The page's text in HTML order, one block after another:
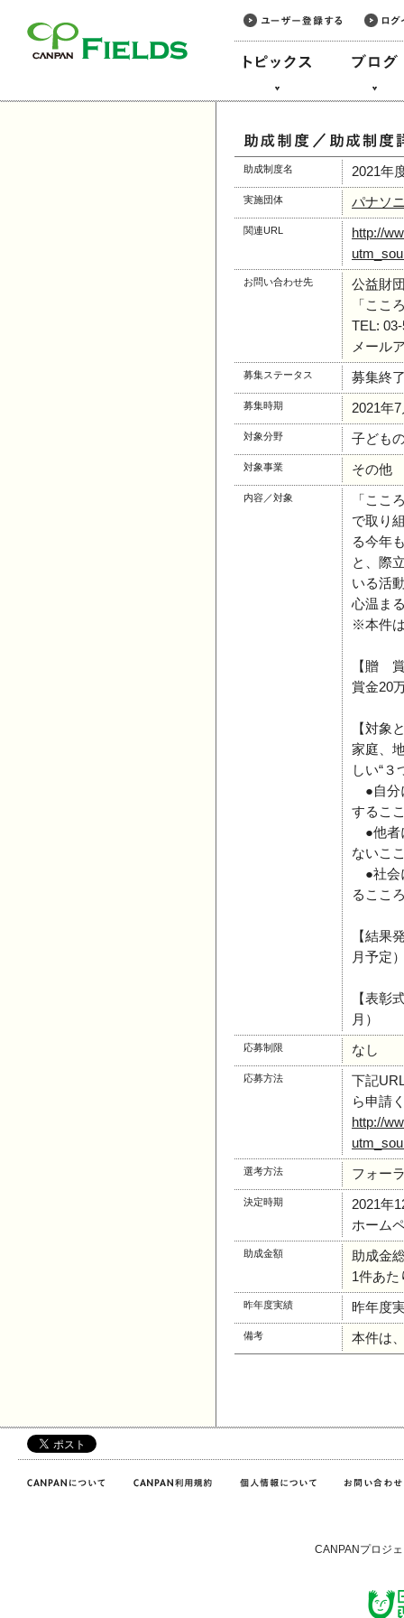
助成制度名 2021年
実施団体 パナソ
関連URL
http://
お問い合わせ先
公益財
「ここ
TEL:
メール
募集ステータス 募集終
募集時期 2021年
対象分野 子ども
対象事業 その他
内容／対象
「ここ
で取り
る今年
と、際
いる活
心温ま
※本件
【贈
賞金20
【対象
家庭、
しい“
●自分
するこ
●他者
ないこ
●社会
るここ
【結果
月予定
【表彰
月）
応募制限 なし
応募方法
下記
ら申請
http://
選考方法 フォー
決定時期
2021年
ホーム
助成金額
助成金
1件あた
昨年度実績 昨年度
備考 本件は
CANPANプロジ